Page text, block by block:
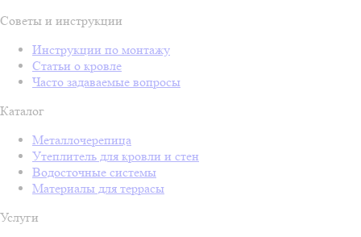
Советы и инструкции
Инструкции по монтажу
Статьи о кровле
Часто задаваемые вопросы
Каталог
Металлочерепица
Утеплитель для кровли и стен
Водосточные системы
Материалы для террасы
Услуги